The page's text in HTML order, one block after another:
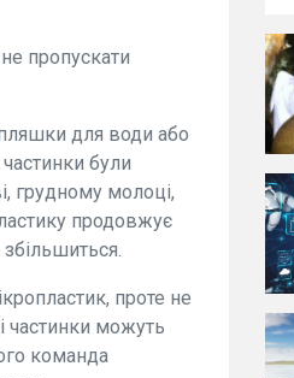
пропускати
для води або
були
грудному молоці,
продовжує
проте не
частинки можуть
команда